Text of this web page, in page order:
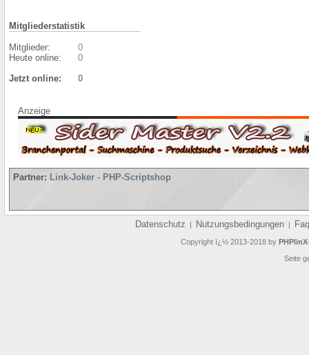
Mitgliederstatistik
Mitglieder:
Heute online:
0
0
Jetzt online:
0
Anzeige
Partner: Link-Joker - PHP-Scriptshop
Datenschutz | Nutzungsbedingungen | Faq
Copyright ï¿½ 2013-2018 by
Seite